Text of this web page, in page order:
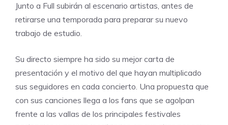
Junto a Full subirán al escenario artistas, antes de
retirarse una temporada para preparar su nuevo
trabajo de estudio.
Su directo siempre ha sido su mejor carta de
presentación y el motivo del que hayan multiplicado
sus seguidores en cada concierto. Una propuesta que
con sus canciones llega a los fans que se agolpan
frente a las vallas de los principales festivales